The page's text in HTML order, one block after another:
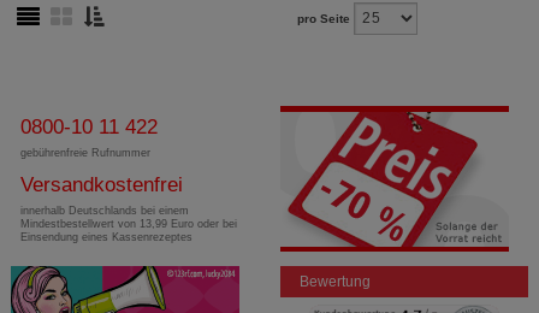
pro Seite
0800-10 11 422
gebührenfreie Rufnummer
Versandkostenfrei
innerhalb Deutschlands bei einem
Mindestbestellwert von 13,99 Euro oder bei
Einsendung eines Kassenrezeptes
Bewertung